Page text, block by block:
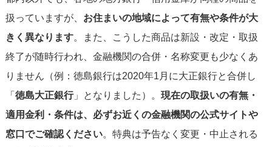
扱っていますが、 お住まいの地域によって有無や条件が大
きく異なります。また、こうした商品は新設・改定・取扱
終了が随時行われ、金融機関の合併・名称変更も少なくあ
りません（例：徳島銀行は2020年1月に大正銀行と合併し
「 徳島大正銀行」となりました）。 現在の取扱いの有無・
適用金利・条件は、必ずお近くの金融機関の公式サイトや
窓口でご確認ください。特典は予告なく変更・中止される